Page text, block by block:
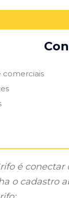
comerciais
é conectar
o cadastro